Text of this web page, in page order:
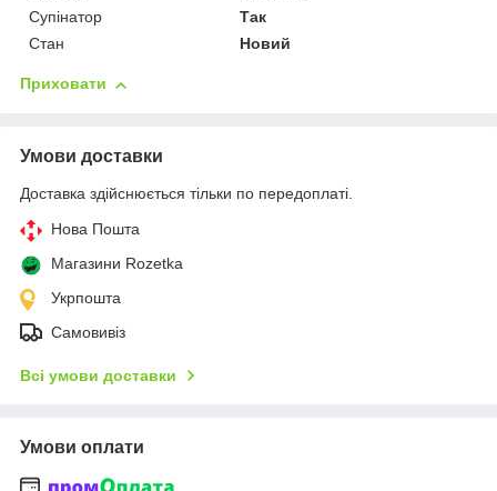
Супінатор
Так
Стан
Новий
Приховати
Умови доставки
Доставка здійснюється тільки по передоплаті.
Нова Пошта
Магазини Rozetka
Укрпошта
Самовивіз
Всі умови доставки
Умови оплати